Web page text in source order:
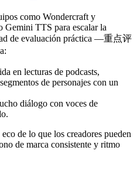
como Wondercraft y
Gemini TTS para escalar la
de evaluación práctica —重点评
en lecturas de podcasts,
de personajes con un
diálogo con voces de
de lo que los creadores pueden
de marca consistente y ritmo